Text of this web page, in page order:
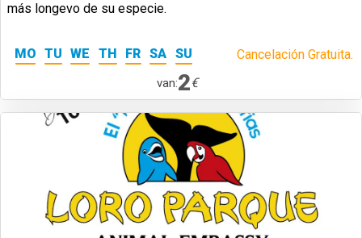
más longevo de su especie.
MO TU WE TH FR SA SU Cancelación Gratuita.
van:2€